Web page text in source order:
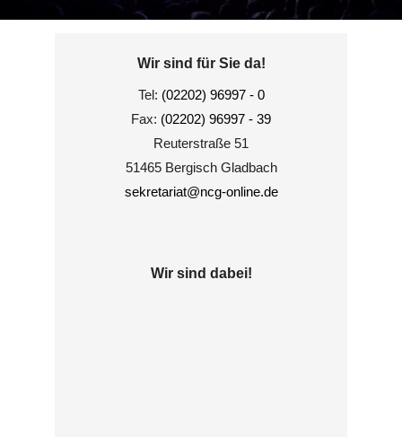
Wir sind für Sie da!
Tel: (02202) 96997 - 0
Fax: (02202) 96997 - 39
Reuterstraße 51
51465 Bergisch Gladbach
sekretariat@ncg-online.de
Wir sind dabei!